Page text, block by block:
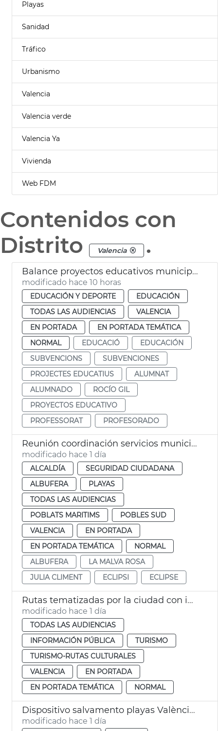
Playas
Sanidad
Tráfico
Urbanismo
Valencia
Valencia verde
Valencia Ya
Vivienda
Web FDM
Contenidos con
Distrito
Valencia .
Balance proyectos educativos municipales València
modificado hace 10 horas
EDUCACIÓN Y DEPORTE
EDUCACIÓN
TODAS LAS AUDIENCIAS
VALENCIA
EN PORTADA
EN PORTADA TEMÁTICA
NORMAL
EDUCACIÓ
EDUCACIÓN
SUBVENCIONS
SUBVENCIONES
PROJECTES EDUCATIUS
ALUMNAT
ALUMNADO
ROCÍO GIL
PROYECTOS EDUCATIVO
PROFESSORAT
PROFESORADO
Reunión coordinación servicios municipales eclipse València
modificado hace 1 día
ALCALDÍA
SEGURIDAD CIUDADANA
ALBUFERA
PLAYAS
TODAS LAS AUDIENCIAS
POBLATS MARITIMS
POBLES SUD
VALENCIA
EN PORTADA
EN PORTADA TEMÁTICA
NORMAL
ALBUFERA
LA MALVA ROSA
JULIA CLIMENT
ECLIPSI ECLIPSE
Rutas tematizadas por la ciudad con intérprete de lengua de signos
modificado hace 1 día
TODAS LAS AUDIENCIAS
INFORMACIÓN PÚBLICA
TURISMO
TURISMO-RUTAS CULTURALES
VALENCIA
EN PORTADA
EN PORTADA TEMÁTICA
NORMAL
Dispositivo salvamento playas València eclipse
modificado hace 1 día